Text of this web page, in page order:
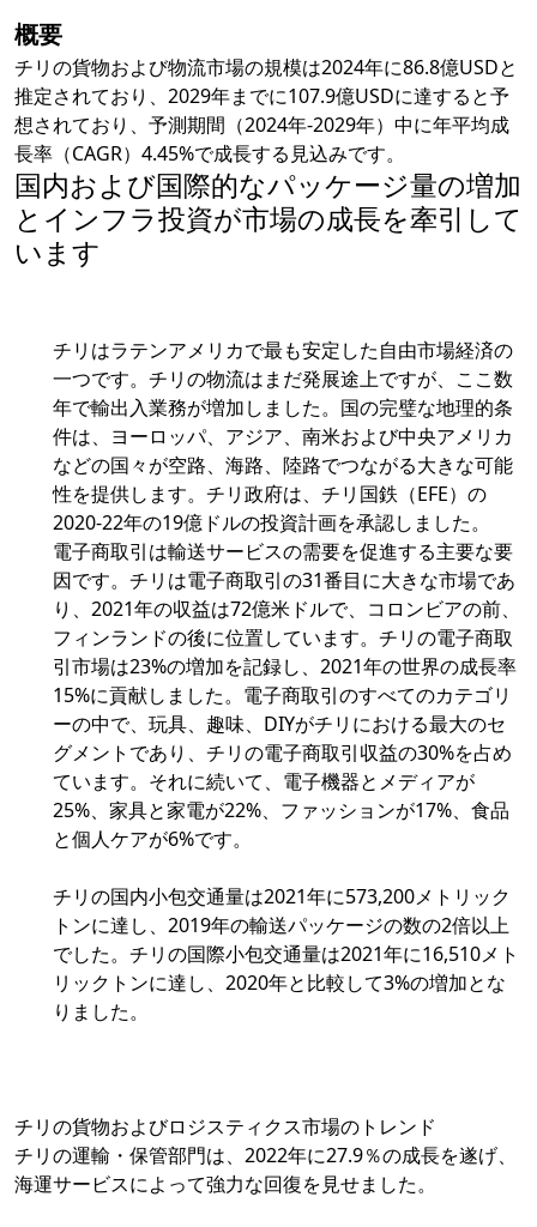
概要
チリの貨物および物流市場の規模は2024年に86.8億USDと
推定されており、2029年までに107.9億USDに達すると予
想されており、予測期間（2024年-2029年）中に年平均成
長率（CAGR）4.45%で成長する見込みです。
国内および国際的なパッケージ量の増加
とインフラ投資が市場の成長を牽引して
います
チリはラテンアメリカで最も安定した自由市場経済の
一つです。チリの物流はまだ発展途上ですが、ここ数
年で輸出入業務が増加しました。国の完璧な地理的条
件は、ヨーロッパ、アジア、南米および中央アメリカ
などの国々が空路、海路、陸路でつながる大きな可能
性を提供します。チリ政府は、チリ国鉄（EFE）の
2020-22年の19億ドルの投資計画を承認しました。
電子商取引は輸送サービスの需要を促進する主要な要
因です。チリは電子商取引の31番目に大きな市場であ
り、2021年の収益は72億米ドルで、コロンビアの前、
フィンランドの後に位置しています。チリの電子商取
引市場は23%の増加を記録し、2021年の世界の成長率
15%に貢献しました。電子商取引のすべてのカテゴリ
ーの中で、玩具、趣味、DIYがチリにおける最大のセ
グメントであり、チリの電子商取引収益の30%を占め
ています。それに続いて、電子機器とメディアが
25%、家具と家電が22%、ファッションが17%、食品
と個人ケアが6%です。
チリの国内小包交通量は2021年に573,200メトリック
トンに達し、2019年の輸送パッケージの数の2倍以上
でした。チリの国際小包交通量は2021年に16,510メト
リックトンに達し、2020年と比較して3%の増加とな
りました。
チリの貨物およびロジスティクス市場のトレンド
チリの運輸・保管部門は、2022年に27.9％の成長を遂げ、
海運サービスによって強力な回復を見せました。